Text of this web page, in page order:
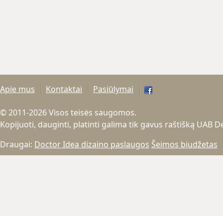
Apie mus Kontaktai Pasiūlymai
© 2011-2026 Visos teisės saugomos.
Kopijuoti, dauginti, platinti galima tik gavus raštišką UAB
Draugai: Doctor Idea dizaino paslaugos Šeimos biudžetas